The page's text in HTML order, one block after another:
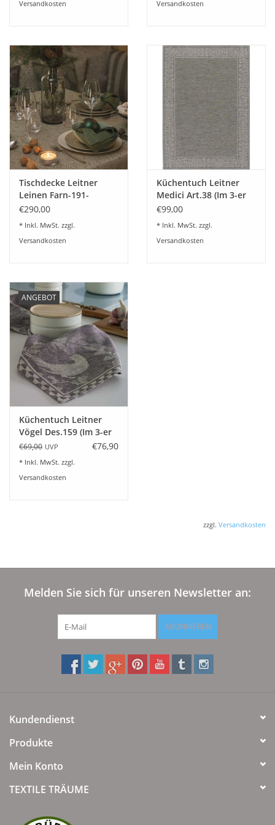
Material Pflegeleichtes Leinen (50% Leinen 50% Baumwolle)
Verarbeitet mit hochwertigem 10 cm breitem Ajoursaum -
Hohlsaum
Dieser Artikel wird speziell für Sie nach Maß
angefertigt.Rücknahme oder Umtausch ist daher
ausgeschlossen. siehe unsere allgemeinen
Geschäftsbedingungen.
Versandkosten
Versandkosten
Tischdecke Leitner
Leinen Farn-191-
Ajoursaum
€290,00
* Inkl. MwSt. zzgl.
Versandkosten
Küchentuch Leitner
Medici Art.38 (Im 3-er
Set) - 8 Farben lieferbar
€99,00
* Inkl. MwSt. zzgl.
Versandkosten
ANGEBOT
Küchentuch Leitner
Vögel Des.159 (Im 3-er
Set) - 12 Farben
€69,00 UVP €76,90
* Inkl. MwSt. zzgl.
Versandkosten
zzgl. Versandkosten
Melden Sie sich für unseren Newsletter an:
ABONNIEREN
Kundendienst
Produkte
Mein Konto
TEXTILE TRÄUME